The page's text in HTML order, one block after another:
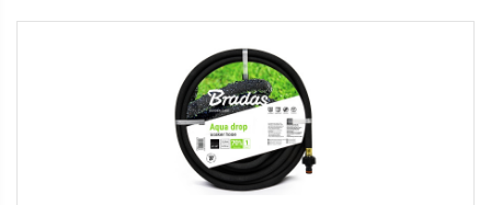
Zvýšená odolnosť proti tlaku vody
Odolná voči UV žiareniu a tvorbe rias
Flexibilná aj v chladnom počasí
Vhodná pre profesionálne využitie